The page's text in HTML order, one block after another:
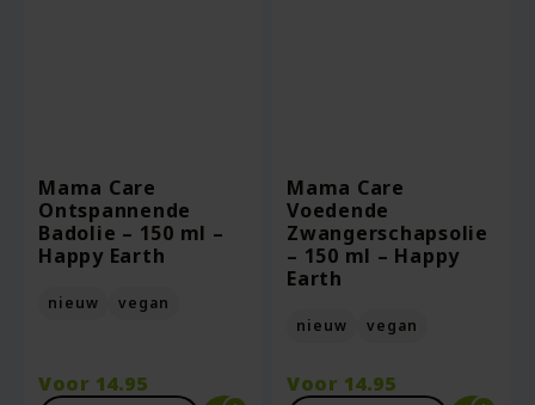
Mama Care
Ontspannende
Badolie – 150 ml –
Happy Earth
nieuw vegan
Voor 14.95
Mama Care
Voedende
Zwangerschapsolie
– 150 ml – Happy
Earth
nieuw vegan
Voor 14.95